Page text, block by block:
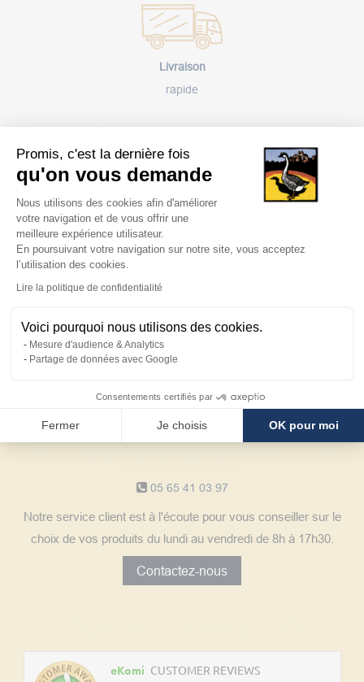
Promis, c'est la dernière fois
qu'on vous demande
Plateforme de Gestion du
Nous utilisons des cookies afin d'améliorer
votre navigation et de vous offrir une
meilleure expérience utilisateur.
En poursuivant votre navigation sur notre site, vous acceptez
l’utilisation des cookies.
Lire la politique de confidentialité
Voici pourquoi nous utilisons des cookies.
Mesure d'audience & Analytics
Partage de données avec Google
Consentements certifiés par
Fermer Je choisis OK pour moi
Axeptio consent
Livraison
rapide
Paiement
sécurisé
Avantages
client
Notre service client
05 65 41 03 97
Notre service client est à l'écoute pour vous conseiller sur le
choix de vos produits du lundi au vendredi de 8h à 17h30.
Contactez-nous
eKomi CUSTOMER REVIEWS